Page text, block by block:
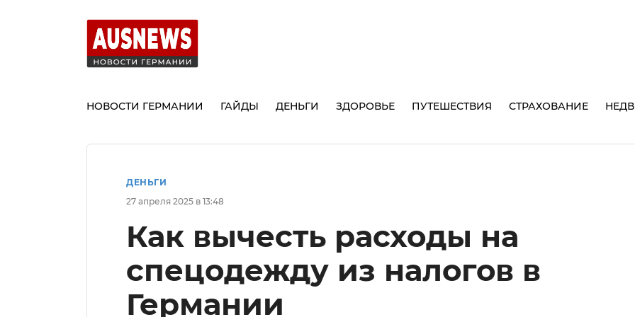
НОВОСТИ ГЕРМАНИИ ГАЙДЫ ДЕНЬГИ ЗДОРОВЬЕ ПУТЕШЕСТВИЯ СТРАХОВАНИЕ
ДЕНЬГИ
27 апреля 2025 в 13:48
Как вычесть расходы на
спецодежду из налогов в
Германии